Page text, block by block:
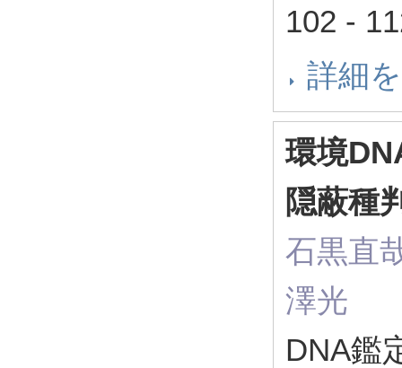
102 -
詳細
環境
隠蔽種
石黒直
澤光
DNA